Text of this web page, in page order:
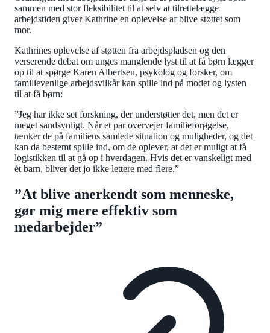
sammen med stor fleksibilitet til at selv at tilrettelægge
arbejdstiden giver Kathrine en oplevelse af blive støttet som
mor.
Kathrines oplevelse af støtten fra arbejdspladsen og den
verserende debat om unges manglende lyst til at få børn lægger
op til at spørge Karen Albertsen, psykolog og forsker, om
familievenlige arbejdsvilkår kan spille ind på modet og lysten
til at få børn:
”Jeg har ikke set forskning, der understøtter det, men det er
meget sandsynligt. Når et par overvejer familieforøgelse,
tænker de på familiens samlede situation og muligheder, og det
kan da bestemt spille ind, om de oplever, at det er muligt at få
logistikken til at gå op i hverdagen. Hvis det er vanskeligt med
ét barn, bliver det jo ikke lettere med flere.”
”At blive anerkendt som menneske,
gør mig mere effektiv som
medarbejder”